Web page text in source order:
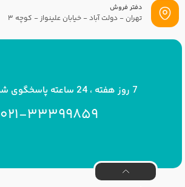
دفتر فروش
تهران - دولت آباد - خیابان علینواز - کوچه 3
7 روز هفته ، 24 ساعته پاسخگوی شما هستیم
021-33399859